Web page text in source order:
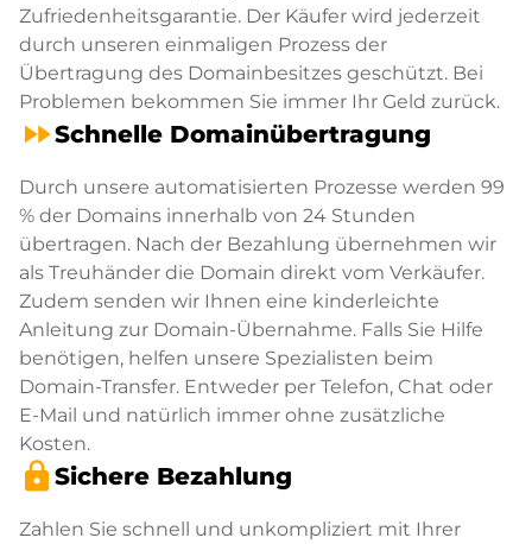
Zufriedenheitsgarantie. Der Käufer wird jederzeit
durch unseren einmaligen Prozess der
Übertragung des Domainbesitzes geschützt. Bei
Problemen bekommen Sie immer Ihr Geld zurück.
fast_forwardSchnelle Domainübertragung
Durch unsere automatisierten Prozesse werden 99
% der Domains innerhalb von 24 Stunden
übertragen. Nach der Bezahlung übernehmen wir
als Treuhänder die Domain direkt vom Verkäufer.
Zudem senden wir Ihnen eine kinderleichte
Anleitung zur Domain-Übernahme. Falls Sie Hilfe
benötigen, helfen unsere Spezialisten beim
Domain-Transfer. Entweder per Telefon, Chat oder
E-Mail und natürlich immer ohne zusätzliche
Kosten.
lock Sichere Bezahlung
Zahlen Sie schnell und unkompliziert mit Ihrer